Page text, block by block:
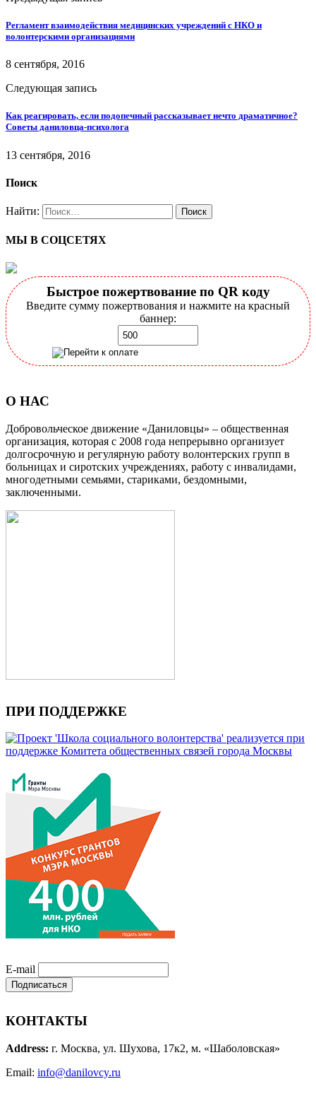
Регламент взаимодействия медицинских учреждений c НКО и
волонтерскими организациями
8 сентября, 2016
Следующая запись
Как реагировать, если подопечный рассказывает нечто драматичное?
Советы даниловца-психолога
13 сентября, 2016
Поиск
Найти:
МЫ В СОЦСЕТЯХ
Быстрое пожертвование по QR коду
Введите сумму пожертвования и нажмите на красный
баннер:
О НАС
Добровольческое движение «Даниловцы» – общественная
организация, которая с 2008 года непрерывно организует
долгосрочную и регулярную работу волонтерских групп в
больницах и сиротских учреждениях, работу с инвалидами,
многодетными семьями, стариками, бездомными,
заключенными.
ПРИ ПОДДЕРЖКЕ
E-mail
КОНТАКТЫ
Address: г. Москва, ул. Шухова, 17к2, м. «Шаболовская»
Email: info@danilovcy.ru